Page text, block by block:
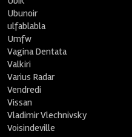
Ubunoir
ulfablabla
Umfw
Vagina Dentata
Valkiri
Varius Radar
Vendredi
Vissan
Vladimir Vlechnivsky
Voisindeville